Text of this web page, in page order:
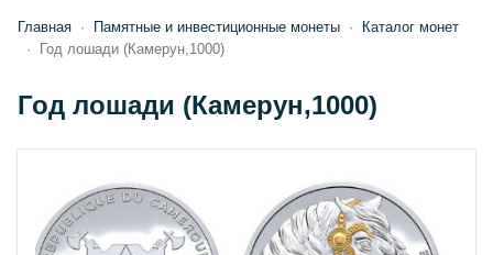
Главная Памятные и инвестиционные монеты
Каталог монет
Год лошади (Камерун,1000)
Год лошади (Камерун,1000)